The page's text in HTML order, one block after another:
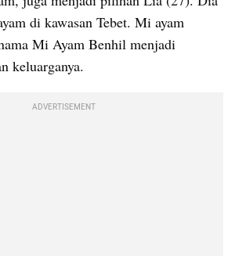
di kawasan Tebet. Mi ayam
Mi Ayam Benhil menjadi
keluarganya.
ADVERTISEMENT